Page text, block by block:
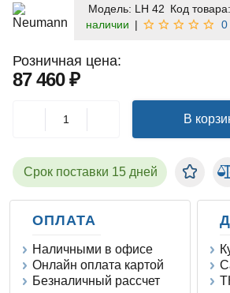
Модель: LH 42 Код товара:
наличии
0
Розничная цена:
87 460 ₽
В
Срок поставки 15 дней
ОПЛАТА
Наличными в офисе
Онлайн оплата картой
Безналичный рассчет